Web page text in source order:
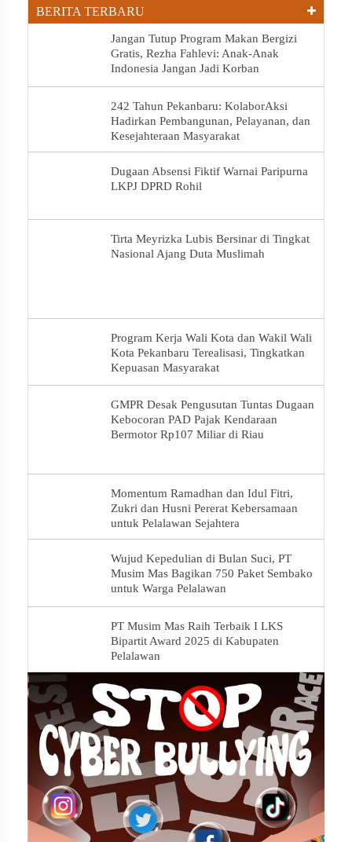
BERITA TERBARU
Jangan Tutup Program Makan Bergizi
Gratis, Rezha Fahlevi: Anak-Anak
Indonesia Jangan Jadi Korban
242 Tahun Pekanbaru: KolaborAksi
Hadirkan Pembangunan, Pelayanan, dan
Kesejahteraan Masyarakat
Dugaan Absensi Fiktif Warnai Paripurna
LKPJ DPRD Rohil
Tirta Meyrizka Lubis Bersinar di Tingkat
Nasional Ajang Duta Muslimah
Program Kerja Wali Kota dan Wakil Wali
Kota Pekanbaru Terealisasi, Tingkatkan
Kepuasan Masyarakat
GMPR Desak Pengusutan Tuntas Dugaan
Kebocoran PAD Pajak Kendaraan
Bermotor Rp107 Miliar di Riau
Momentum Ramadhan dan Idul Fitri,
Zukri dan Husni Pererat Kebersamaan
untuk Pelalawan Sejahtera
Wujud Kepedulian di Bulan Suci, PT
Musim Mas Bagikan 750 Paket Sembako
untuk Warga Pelalawan
PT Musim Mas Raih Terbaik I LKS
Bipartit Award 2025 di Kabupaten
Pelalawan